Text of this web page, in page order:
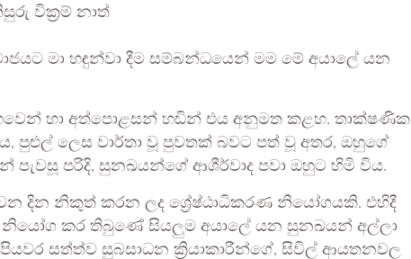
වික්‍රම් නාත්
මා හඳුන්වා දීම සම්බන්ධයෙන් මම මේ අයාලේ යන
හා අත්පොළසන් හඬින් එය අනුමත කළහ. තාක්ෂණික
ලෙස වාර්තා වූ පුවතක් බවට පත් වූ අතර, ඔහුගේ
පැවසූ පරිදි, සුනඛයන්ගේ ආශීර්වාද පවා ඔහුට හිමි විය.
දින නිකුත් කරන ලද ශ්‍රේෂ්ඨාධිකරණ නියෝගයකි. එහිදී
නියෝග කර තිබුණේ සියලුම අයාලේ යන සුනඛයන් අල්ලා
පියවර සත්ත්ව සුබසාධන ක්‍රියාකාරීන්ගේ, සිවිල් ආයතනවල